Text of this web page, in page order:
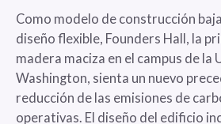
Como modelo de construcción
diseño flexible, Founders Hall, la
madera maciza en el campus de la
Washington, sienta un nuevo
reducción de las emisiones de
operativas. El diseño del edificio